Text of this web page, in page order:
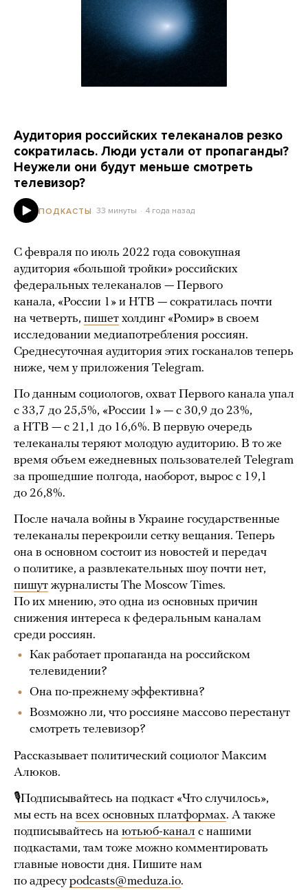
Аудитория российских телеканалов резко
сократилась. Люди устали от пропаганды?
Неужели они будут меньше смотреть
телевизор?
ПОДКАСТЫ 33 минуты 4 года назад
С февраля по июль 2022 года совокупная
аудитория «большой тройки» российских
федеральных телеканалов — Первого
канала, «России 1» и НТВ — сократилась почти
на четверть, пишет холдинг «Ромир» в своем
исследовании медиапотребления россиян.
Среднесуточная аудитория этих госканалов теперь
ниже, чем у приложения Telegram.
По данным социологов, охват Первого канала упал
с 33,7 до 25,5%, «России 1» — с 30,9 до 23%,
а НТВ — с 21,1 до 16,6%. В первую очередь
телеканалы теряют молодую аудиторию. В то же
время объем ежедневных пользователей Telegram
за прошедшие полгода, наоборот, вырос с 19,1
до 26,8%.
После начала войны в Украине государственные
телеканалы перекроили сетку вещания. Теперь
она в основном состоит из новостей и передач
о политике, а развлекательных шоу почти нет,
пишут журналисты The Moscow Times.
По их мнению, это одна из основных причин
снижения интереса к федеральным каналам
среди россиян.
Как работает пропаганда на российском
телевидении?
Она по-прежнему эффективна?
Возможно ли, что россияне массово перестанут
смотреть телевизор?
Рассказывает политический социолог Максим
Алюков.
🎙Подписывайтесь на подкаст «Что случилось»,
мы есть на всех основных платформах. А также
подписывайтесь на ютьюб-канал с нашими
подкастами, там тоже можно комментировать
главные новости дня. Пишите нам
по адресуpodcasts@meduza.io.